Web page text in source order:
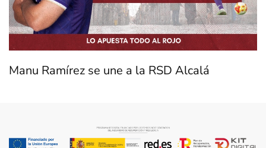
Manu Ramírez se une a la RSD Alcalá